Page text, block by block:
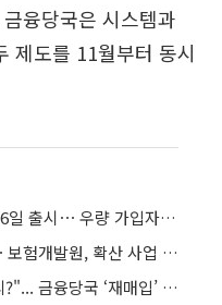
융당국은 시스템과
제도를 11월부터 동시
'반값 보험료' 내세운 5세대 실손 6일 출시⋯ 우량 가입자만 갈아타나
'실손24' 참여율 여전히 20%대⋯ 보험개발원, 확산 사업 총력
"구세대 실손, 돈 주고서라도 정리?"... 금융당국 ‘재매입’ 카드에 업계 고심